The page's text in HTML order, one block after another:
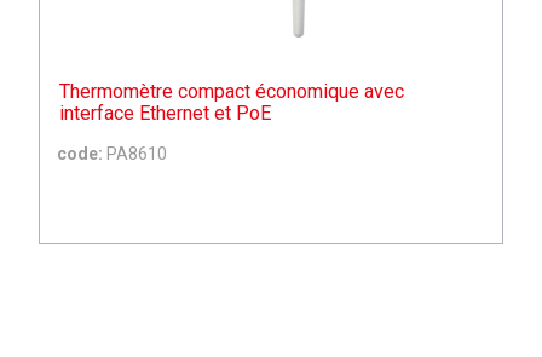
Thermomètre compact économique avec
interface Ethernet et PoE
code: PA8610